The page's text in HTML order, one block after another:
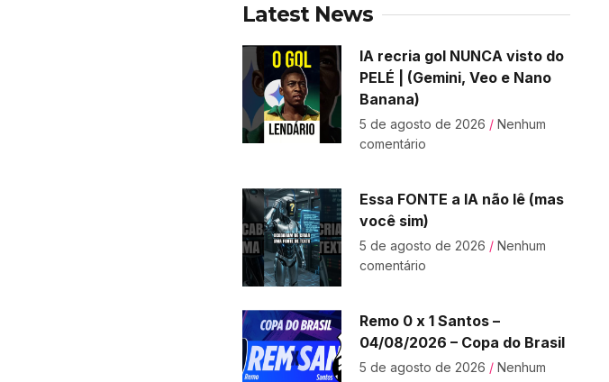
Latest News
IA recria gol NUNCA visto do
PELÉ | (Gemini, Veo e Nano
Banana)
5 de agosto de 2026 Nenhum
comentário
Essa FONTE a IA não lê (mas
você sim)
5 de agosto de 2026 Nenhum
comentário
Remo 0 x 1 Santos –
04/08/2026 – Copa do Brasil
5 de agosto de 2026 Nenhum